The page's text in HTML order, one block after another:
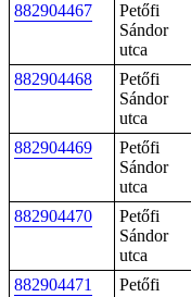
882904467
Petőfi
Sándor
utca
882904468
Petőfi
Sándor
utca
882904469
Petőfi
Sándor
utca
882904470
Petőfi
Sándor
utca
882904471
Petőfi